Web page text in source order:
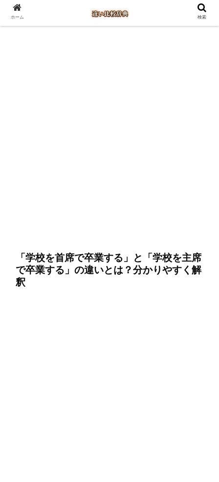
「学校を首席で卒業する」と「学校を主席
で卒業する」の違いとは？分かりやすく解
釈
ホーム 検索